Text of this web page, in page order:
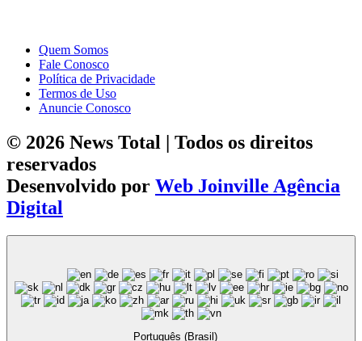
Quem Somos
Fale Conosco
Política de Privacidade
Termos de Uso
Anuncie Conosco
© 2026 News Total | Todos os direitos
reservados
Desenvolvido por Web Joinville Agência
Digital
Português (Brasil)